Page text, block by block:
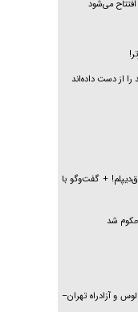
می‌شود
از دست داده‌اند
+ گفت‌وگو با
و آزادراه تهران–